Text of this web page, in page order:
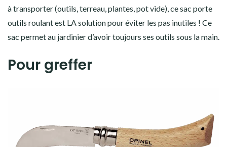
à transporter (outils, terreau, plantes, pot vide), ce sac porte
outils roulant est LA solution pour éviter les pas inutiles ! Ce
sac permet au jardinier d’avoir toujours ses outils sous la main.
Pour greffer